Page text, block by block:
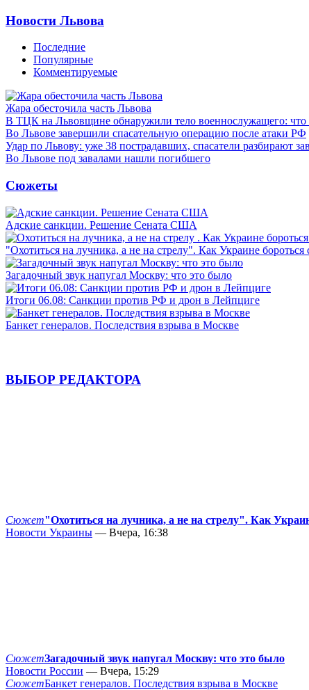
Новости Львова
Последние
Популярные
Комментируемые
Жара обесточила часть Львова
В ТЦК на Львовщине обнаружили тело военнослужащего: что
Во Львове завершили спасательную операцию после атаки РФ
Удар по Львову: уже 38 пострадавших, спасатели разбирают
Во Львове под завалами нашли погибшего
Сюжеты
Адские санкции. Решение Сената США
"Охотиться на лучника, а не на стрелу". Как Украине бороться
Загадочный звук напугал Москву: что это было
Итоги 06.08: Санкции против РФ и дрон в Лейпциге
Банкет генералов. Последствия взрыва в Москве
ВЫБОР РЕДАКТОРА
Сюжет"Охотиться на лучника, а не на стрелу". Как
Новости Украины — Вчера, 16:38
СюжетЗагадочный звук напугал Москву: что это было
Новости России — Вчера, 15:29
СюжетБанкет генералов. Последствия взрыва в Москве